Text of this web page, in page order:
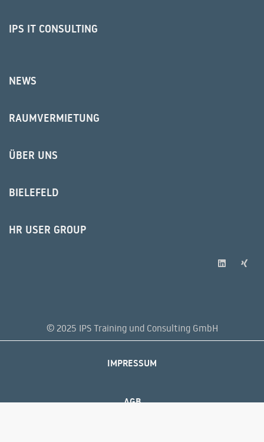
IPS IT CONSULTING
NEWS
RAUMVERMIETUNG
ÜBER UNS
BIELEFELD
HR USER GROUP
© 2025 IPS Training und Consulting GmbH
IMPRESSUM
AGB